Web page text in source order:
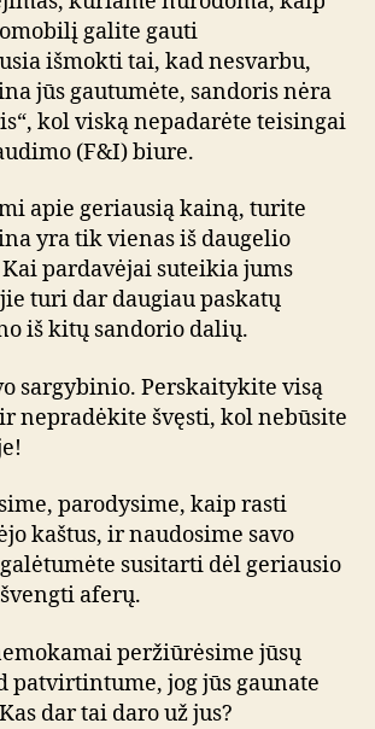
galite gauti
išmokti tai, kad nesvarbu,
jūs gautumėte, sandoris nėra
kol viską nepadarėte teisingai
(F&I) biure.
apie geriausią kainą, turite
yra tik vienas iš daugelio
pardavėjai suteikia jums
turi dar daugiau paskatų
iš kitų sandorio dalių.
sargybinio. Perskaitykite visą
nepradėkite švęsti, kol nebūsite
parodysime, kaip rasti
kaštus, ir naudosime savo
susitarti dėl geriausio
aferų.
peržiūrėsime jūsų
patvirtintume, jog jūs gaunate
dar tai daro už jus?